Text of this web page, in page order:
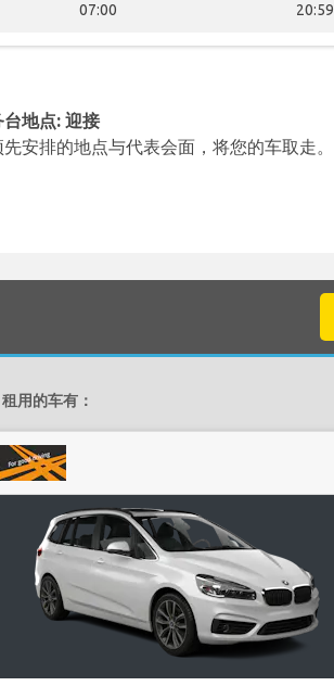
07:00 20:59
地点: 迎接
安排的地点与代表会面，将您的车取走。
用的车有：